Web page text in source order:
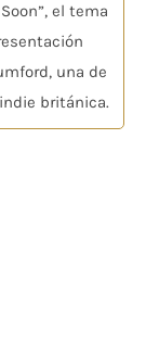
el tema
una de
británica.